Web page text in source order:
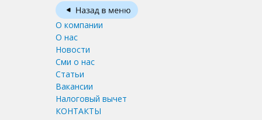
О компании
О нас
Новости
Сми о нас
Статьи
Вакансии
Налоговый вычет
КОНТАКТЫ